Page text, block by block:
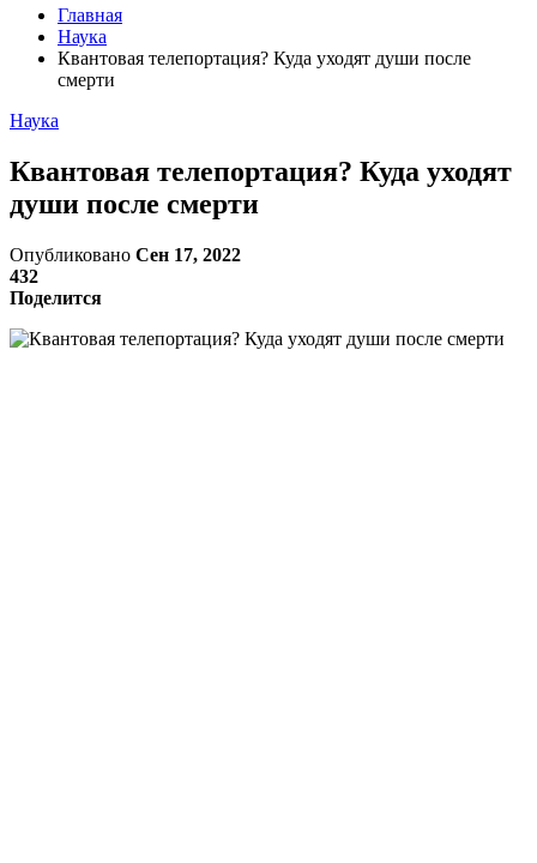
Главная
Наука
Квантовая телепортация? Куда уходят души после
смерти
Наука
Квантовая телепортация? Куда уходят
души после смерти
Опубликовано Сен 17, 2022
432
Поделится